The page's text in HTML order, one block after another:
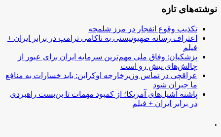
نوشته‌های تازه
تکذیب وقوع انفجار در مرز شلمچه
اعتراف رسانه صهیونیستی به ناکامی ترامپ در برابر ایران +
فیلم
پزشکیان: وفاق ملی مهم‌ترین سرمایه ایران برای عبور از
چالش‌های پیش رو است
عراقچی در تماس وزیرخارجه اوکراین: باید خسارات به منافع
ما جبران شود
پاشنه آشیل‌های آمریکا؛ از کمبود مهمات تا بن‌بست راهبردی
در برابر ایران + فیلم
.